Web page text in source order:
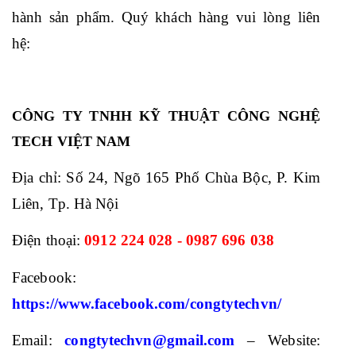
hành sản phẩm. Quý khách hàng vui lòng liên
hệ:
CÔNG TY TNHH KỸ THUẬT CÔNG NGHỆ
TECH VIỆT NAM
Địa chỉ: Số 24, Ngõ 165 Phố Chùa Bộc, P. Kim
Liên, Tp. Hà Nội
Điện thoại: 0912 224 028 - 0987 696 038
https://www.facebook.com/congtytechvn/
Email: congtytechvn@gmail.com